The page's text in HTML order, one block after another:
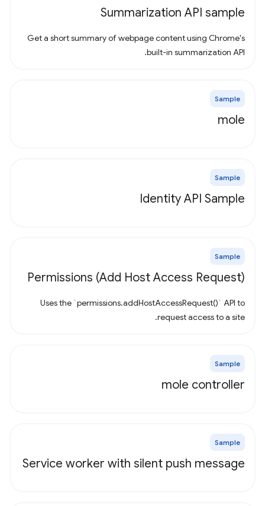
Summarization API sample
Get a short summary of webpage content using Chrome's
built-in summarization API.
Sample
mole
Sample
Identity API Sample
Sample
Permissions (Add Host Access Request)
Uses the `permissions.addHostAccessRequest()` API to
request access to a site.
Sample
mole controller
Sample
Service worker with silent push message